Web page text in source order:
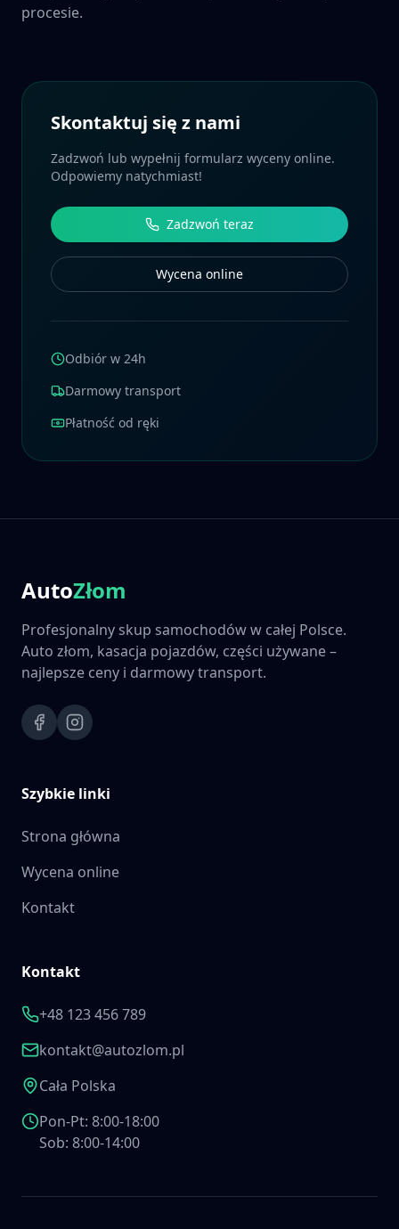
procesie.
Skontaktuj się z nami
Zadzwoń lub wypełnij formularz wyceny online.
Odpowiemy natychmiast!
Zadzwoń teraz
Wycena online
Odbiór w 24h
Darmowy transport
Płatność od ręki
AutoZłom
Profesjonalny skup samochodów w całej Polsce.
Auto złom, kasacja pojazdów, części używane –
najlepsze ceny i darmowy transport.
Szybkie linki
Strona główna
Wycena online
Kontakt
Kontakt
+48 123 456 789
kontakt@autozlom.pl
Cała Polska
Pon-Pt: 8:00-18:00
Sob: 8:00-14:00